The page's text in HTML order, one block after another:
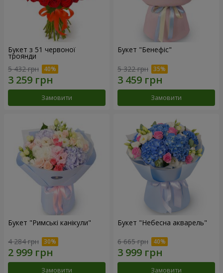
Букет з 51 червоної
троянди
5 432 грн
Замовити
Букет "Бенефіс"
5 322 грн
Замовити
Букет "Римські канікули"
4 284 грн
Замовити
Букет "Небесна акварель"
6 665 грн
Замовити